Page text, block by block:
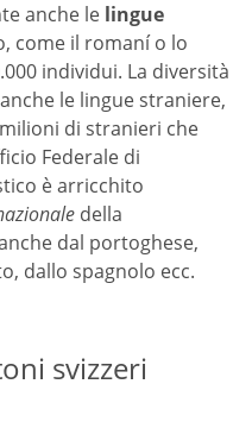
anche le lingue
come il romaní o lo
individui. La diversità
le lingue straniere,
di stranieri che
Federale di
è arricchito
della
dal portoghese,
dallo spagnolo ecc.
svizzeri